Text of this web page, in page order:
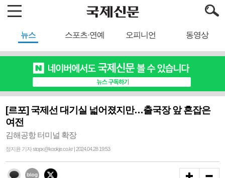
뉴스 스포츠·연예 오피니언 동영상
[르포] 국제선 대기실 넓어졌지만…출국장 앞 혼잡은
여전
김해공항 터미널 확장
정지윤 기자 stopx@kookje.co.kr | 2024.04.28 19:53